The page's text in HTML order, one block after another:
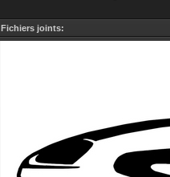
Fichiers joints: